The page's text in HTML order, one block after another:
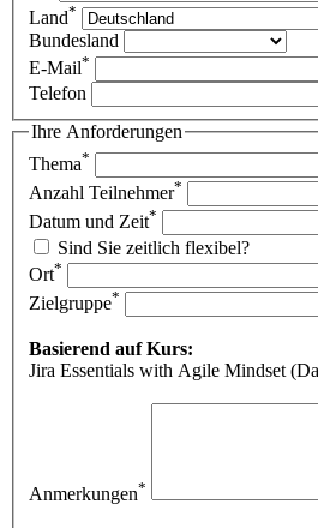
Land*
Bundesland
E-Mail*
Telefon
Ihre Anforderungen
Thema*
Anzahl Teilnehmer*
Datum und Zeit*
Sind Sie zeitlich flexibel?
Ort*
Zielgruppe*
Basierend auf Kurs:
Jira Essentials with Agile Mindset
Anmerkungen*